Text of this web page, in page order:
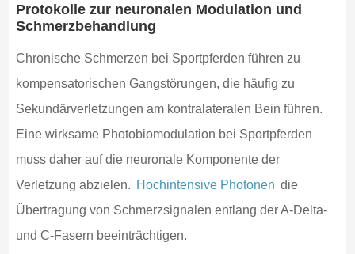
Protokolle zur neuronalen Modulation und
Schmerzbehandlung
Chronische Schmerzen bei Sportpferden führen zu
kompensatorischen Gangstörungen, die häufig zu
Sekundärverletzungen am kontralateralen Bein führen.
Eine wirksame Photobiomodulation bei Sportpferden
muss daher auf die neuronale Komponente der
Verletzung abzielen. Hochintensive Photonen die
Übertragung von Schmerzsignalen entlang der A-Delta-
und C-Fasern beeinträchtigen.